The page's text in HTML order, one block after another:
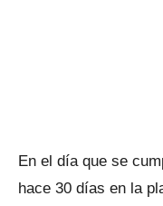
En el día que se
hace 30 días en la